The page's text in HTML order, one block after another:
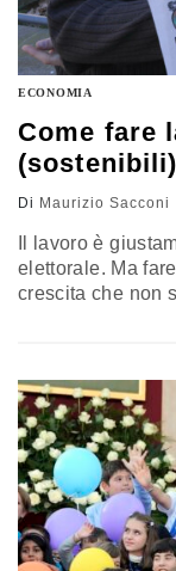
ECONOMIA
Come fare
Di Maurizio Sacconi
Il lavoro è
elettorale. Ma
crescita che non
immobiliare. Per
lavoro: liberiamo…